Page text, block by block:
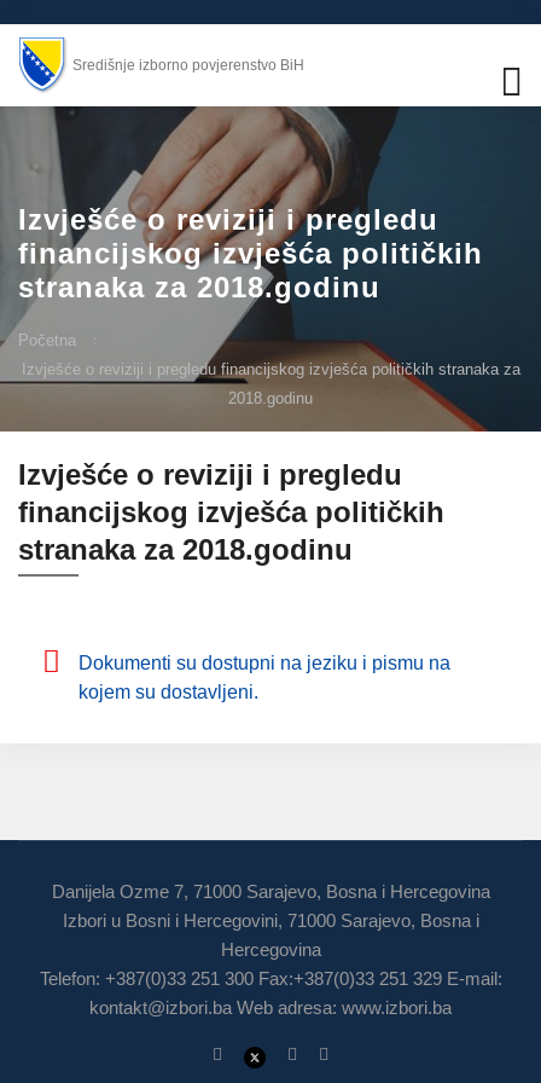
Središnje izborno povjerenstvo BiH
Izvješće o reviziji i pregledu
financijskog izvješća političkih
stranaka za 2018.godinu
Početna
Izvješće o reviziji i pregledu financijskog izvješća političkih stranaka za
2018.godinu
Izvješće o reviziji i pregledu
financijskog izvješća političkih
stranaka za 2018.godinu
Dokumenti su dostupni na jeziku i pismu na
kojem su dostavljeni.
Danijela Ozme 7, 71000 Sarajevo, Bosna i Hercegovina
Izbori u Bosni i Hercegovini, 71000 Sarajevo, Bosna i
Hercegovina
Telefon: +387(0)33 251 300 Fax:+387(0)33 251 329 E-mail:
kontakt@izbori.ba Web adresa: www.izbori.ba